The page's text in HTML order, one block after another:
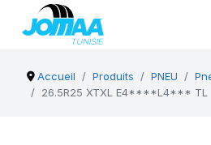
Accueil Produits PNEU
26.5R25 XTXL E4****L4*** TL